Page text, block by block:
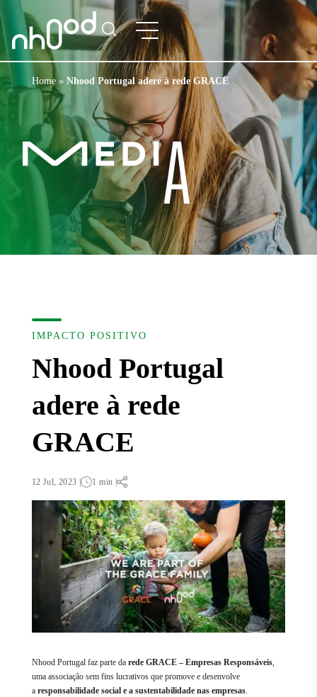
Home» Nhood Portugal adere à rede GRACE
IMPACTO POSITIVO
Nhood Portugal
adere à rede
GRACE
12 Jul, 2023 | 1 min |
Nhood Portugal faz parte da rede GRACE – Empresas Responsáveis,
uma associação sem fins lucrativos que promove e desenvolve
a responsabilidade social e a sustentabilidade nas empresas.